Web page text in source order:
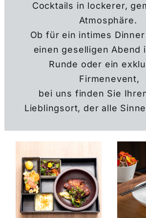
THE ROOF
DÜSSELDORF
FRANKFURT
Cocktails in lockerer,
Atmosphäre.
Ob für ein intimes
einen geselligen Abend
Runde oder ein
Firmenevent,
bei uns finden Sie
Lieblingsort, der alle